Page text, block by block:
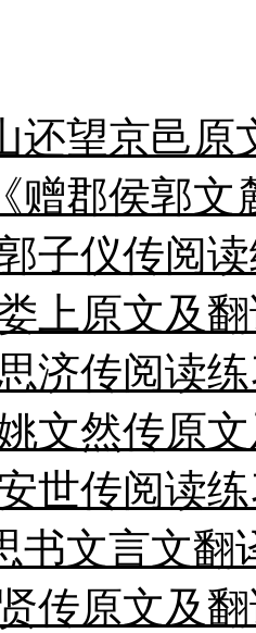
还望京邑原
赠郡侯郭文
子仪传阅
上原文及
济传阅读
文然传原
世传阅读
书文言文翻
传原文及